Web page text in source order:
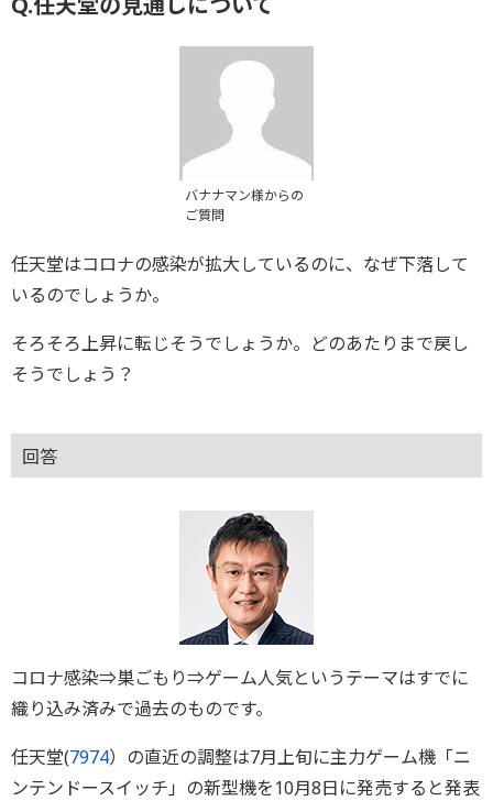
バナナマン様からの
ご質問
任天堂はコロナの感染が拡大しているのに、なぜ下落して
いるのでしょうか。
そろそろ上昇に転じそうでしょうか。どのあたりまで戻し
そうでしょう？
回答
コロナ感染⇒巣ごもり⇒ゲーム人気というテーマはすでに
織り込み済みで過去のものです。
任天堂(7974）の直近の調整は7月上旬に主力ゲーム機「ニ
ンテンドースイッチ」の新型機を10月8日に発売すると発表